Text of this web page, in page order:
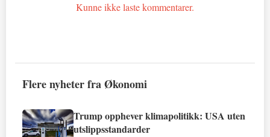
Kunne ikke laste kommentarer.
Flere nyheter fra Økonomi
Trump opphever klimapolitikk: USA uten
utslippsstandarder